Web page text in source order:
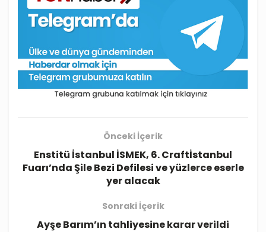
Önceki İçerik
Enstitü İstanbul İSMEK, 6. Craftİstanbul
Fuarı’nda Şile Bezi Defilesi ve yüzlerce eserle
yer alacak
Sonraki İçerik
Ayşe Barım’ın tahliyesine karar verildi